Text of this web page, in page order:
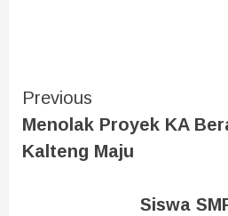
Previous
Menolak Proyek KA
Kalteng Maju
Siswa